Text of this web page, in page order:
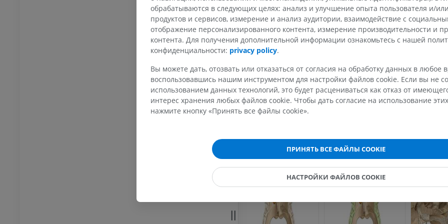
МРТ нижней конечности
Рентгенография
МРТ запястья
MPT
ПРЕМИУМ
MPT
ПРЕМИУМ
МРТ кисти
Рентгенография
верхней конечности
Рентгенограммы
Верхняя конечность
МРТ нижней
MPT
ПРЕМИУМ
MPT
ПРЕМИУМ
КТ-
коленного
МРТ
обрабатываются в следующих целях: анализ и улучшение опыта пользователя и/
продуктов и сервисов, измерение и анализ аудитории, взаимодействие с
отображение персонализированного контента, измерение производительности и
контента. Для получения дополнительной информации ознакомьтесь с нашей
конфиденциальности: privacy policy.
Вы можете дать, отозвать или отказаться от согласия на обработку данных в любое
воспользовавшись нашим инструментом для настройки файлов cookie. Если вы не
использованием данных технологий, это будет расцениваться как отказ от
интерес хранения любых файлов cookie. Чтобы дать согласие на использование
нажмите кнопку «Принять все файлы cookie».
ПРИНЯТЬ ВСЕ ФАЙЛЫ COOKIE
НАСТРОЙКИ ФАЙЛОВ COOKIE